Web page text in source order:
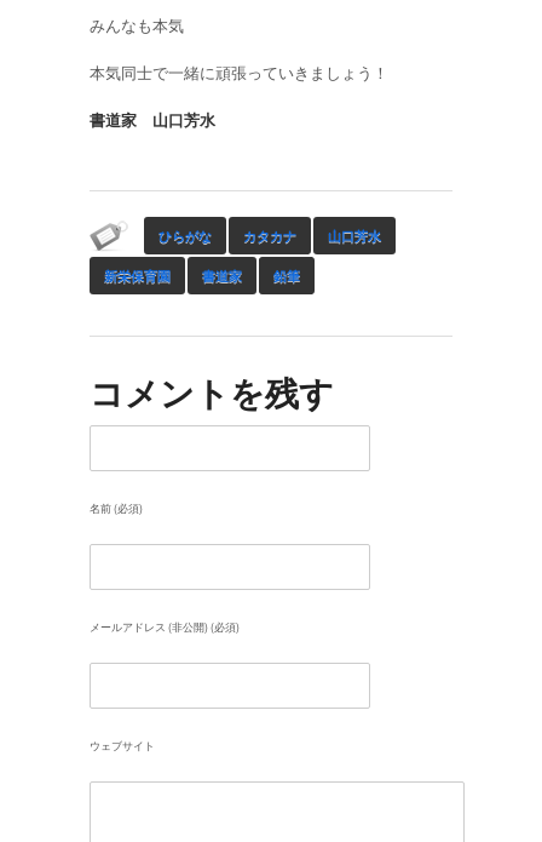
みんなも本気
本気同士で一緒に頑張っていきましょう！
書道家 山口芳水
ひらがな カタカナ 山口芳水
新栄保育園 書道家 鉛筆
コメントを残す
名前 (必須)
メールアドレス (非公開) (必須)
ウェブサイト